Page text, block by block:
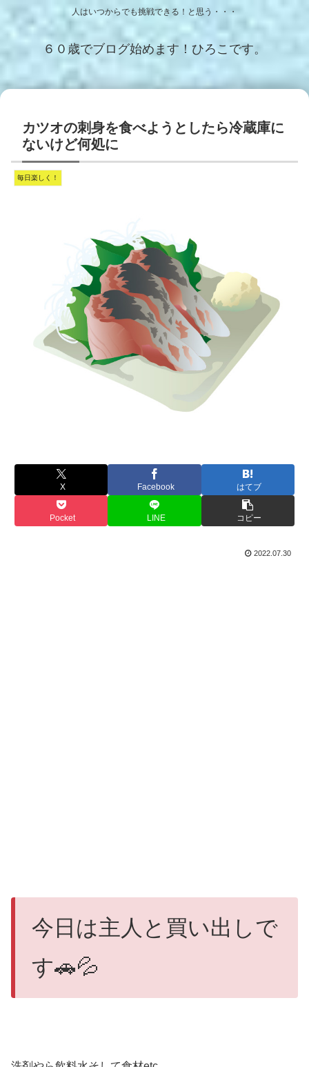
人はいつからでも挑戦できる！と思う・・・
６０歳でブログ始めます！ひろこです。
カツオの刺身を食べようとしたら冷蔵庫に
ないけど何処に
毎日楽しく！
X Facebook はてブ
Pocket LINE コピー
2022.07.30
今日は主人と買い出しで
す🚗💦